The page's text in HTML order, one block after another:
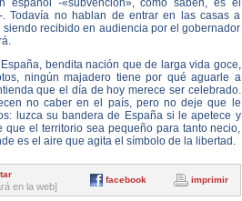
español -«subvención», como saben, es el
Todavía no hablan de entrar en las casas a
recibido en audiencia por el gobernador
bendita nación que de larga vida goce,
ningún majadero tiene por qué aguarle a
que el día de hoy merece ser celebrado.
no caber en el país, pero no deje que le
luzca su bandera de España si le apetece y
que el territorio sea pequeño para tanto necio,
es el aire que agita el símbolo de la libertad.
en la web]
facebook imprimir